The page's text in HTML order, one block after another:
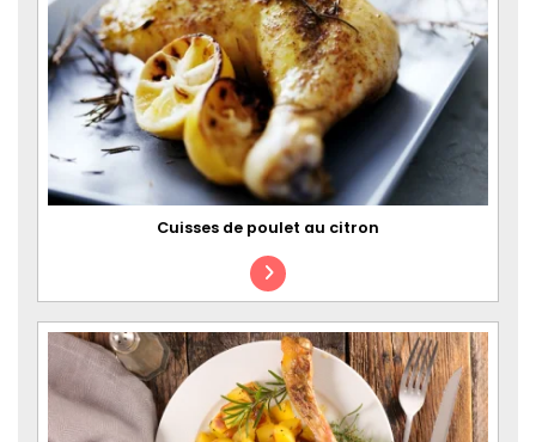
Cuisses de poulet au citron